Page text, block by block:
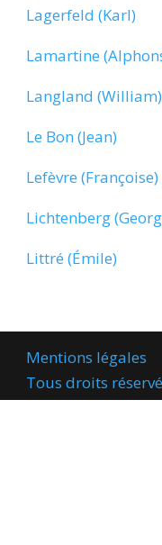
Lagerfeld (Karl)
Lamartine
Langland (William)
Le Bon (Jean)
Lefèvre (Françoise)
Lichtenberg
Littré (Émile)
Mentions légales
Tous droits